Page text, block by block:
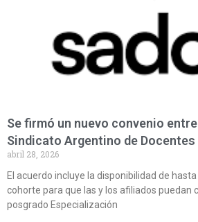
Se firmó un nuevo convenio entre
Sindicato Argentino de Docentes
abril 28, 2026
El acuerdo incluye la disponibilidad de
cohorte para que las y los afiliados puedan
posgrado Especialización